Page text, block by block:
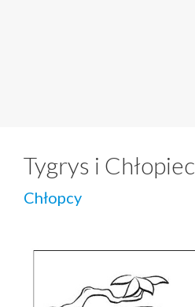
Tygrys i Chłopiec
Chłopcy